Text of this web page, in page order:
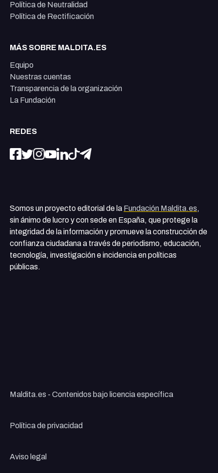
Política de Neutralidad
Política de Rectificación
MÁS SOBRE MALDITA.ES
Equipo
Nuestras cuentas
Transparencia de la organización
La Fundación
REDES
Somos un proyecto editorial de la Fundación Maldita.es,
sin ánimo de lucro y con sede en España, que protege la
integridad de la información y promueve la construcción de
confianza ciudadana a través de periodismo, educación,
tecnología, investigación e incidencia en políticas
públicas.
Maldita.es - Contenidos bajo licencia específica
Política de privacidad
Aviso legal